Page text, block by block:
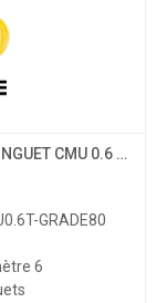
ELINGUE CABLE 2 BRINS D6 CROCHET A LINGUET CMU 0.6 T GRADE 80
GRADE80
6